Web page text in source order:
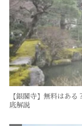
【銀閣寺】無料はあ
底解説